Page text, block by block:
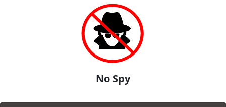
No Spy